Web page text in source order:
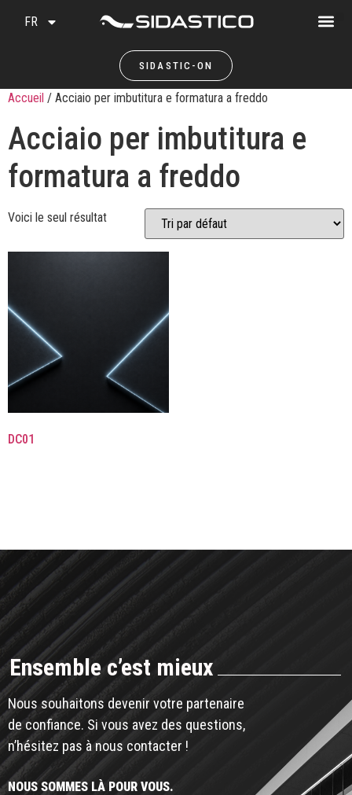
SIDASTIC-ON
FR
Accueil / Acciaio per imbutitura e formatura a freddo
Acciaio per imbutitura e
formatura a freddo
Voici le seul résultat
DC01
Ensemble c’est mieux
Nous souhaitons devenir votre partenaire
de confiance. Si vous avez des questions,
n’hésitez pas à nous contacter !
NOUS SOMMES LÀ POUR VOUS.